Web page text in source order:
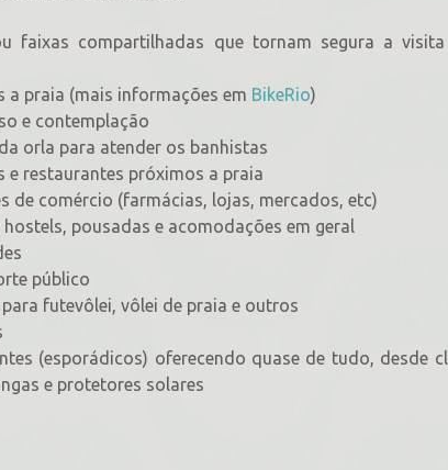
faixas compartilhadas que tornam segura a
a praia (mais informações em BikeRio)
e contemplação
orla para atender os banhistas
e restaurantes próximos a praia
de comércio (farmácias, lojas, mercados, etc)
pousadas e acomodações em geral
público
futevôlei, vôlei de praia e outros
(esporádicos) oferecendo quase de tudo, desde
e protetores solares